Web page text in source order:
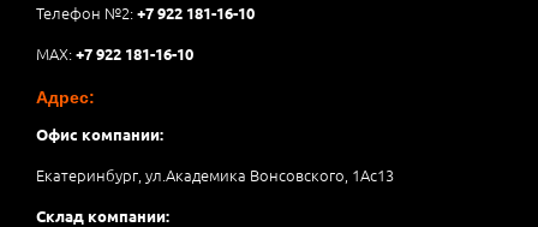
Телефон №2:+7 922 181-16-10
MAX:+7 922 181-16-10
Адрес:
Офис компании:
Екатеринбург, ул.Академика Вонсовского, 1Аc13
Склад компании: